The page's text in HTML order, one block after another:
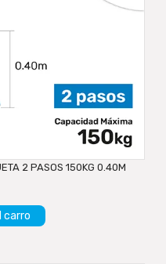
2 PASOS 150KG 0.40M
carro